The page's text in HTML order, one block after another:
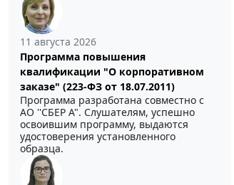
11 августа 2026
Программа повышения
квалификации "О корпоративном
заказе" (223-ФЗ от 18.07.2011)
Программа разработана совместно с
АО ''СБЕР А". Слушателям, успешно
освоившим программу, выдаются
удостоверения установленного
образца.